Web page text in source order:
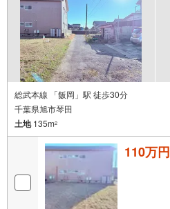
総武本線 「飯岡」駅 徒歩30分
千葉県旭市琴田
土地135m2
110万円